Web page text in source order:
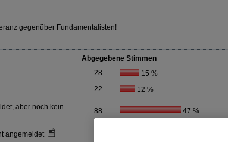
gegenüber Fundamentalisten!
Abgegebene Stimmen
28 15 %
22 12 %
aber noch kein
88 47 %
angemeldet